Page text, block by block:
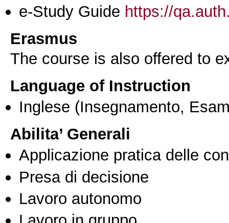
e-Study Guide https://
Erasmus
The course is also offered to
Language of Instruction
Inglese (Insegnamento,
Abilita’ Generali
Applicazione pratica delle
Presa di decisione
Lavoro autonomo